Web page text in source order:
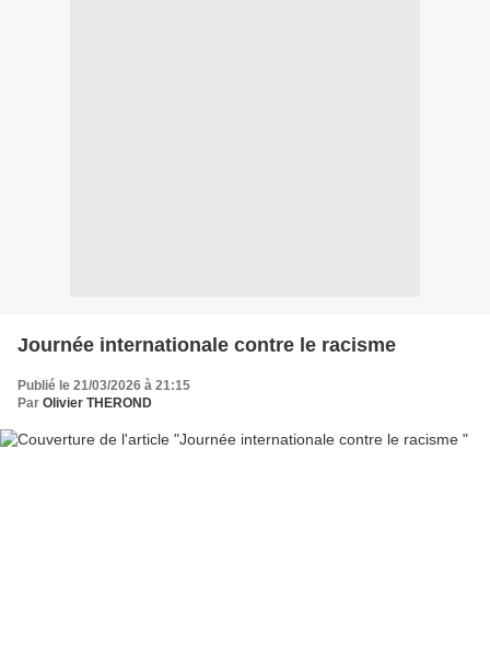
Journée internationale contre le racisme
Publié le 21/03/2026 à 21:15
Par Olivier THEROND